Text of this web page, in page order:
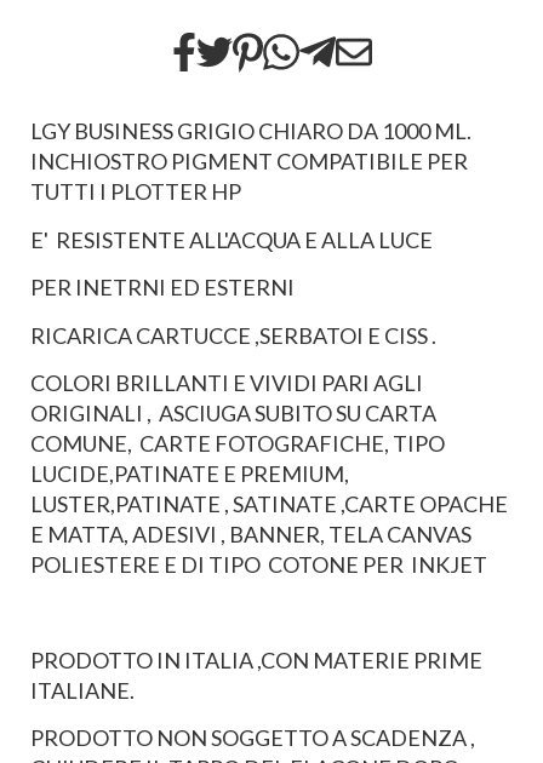
LGY BUSINESS GRIGIO CHIARO DA 1000 ML.
INCHIOSTRO PIGMENT COMPATIBILE PER
TUTTI I PLOTTER HP
E' RESISTENTE ALL'ACQUA E ALLA LUCE
PER INETRNI ED ESTERNI
RICARICA CARTUCCE ,SERBATOI E CISS .
COLORI BRILLANTI E VIVIDI PARI AGLI
ORIGINALI , ASCIUGA SUBITO SU CARTA
COMUNE, CARTE FOTOGRAFICHE, TIPO
LUCIDE,PATINATE E PREMIUM,
LUSTER,PATINATE , SATINATE ,CARTE OPACHE
E MATTA, ADESIVI , BANNER, TELA CANVAS
POLIESTERE E DI TIPO COTONE PER INKJET
PRODOTTO IN ITALIA ,CON MATERIE PRIME
ITALIANE.
PRODOTTO NON SOGGETTO A SCADENZA ,